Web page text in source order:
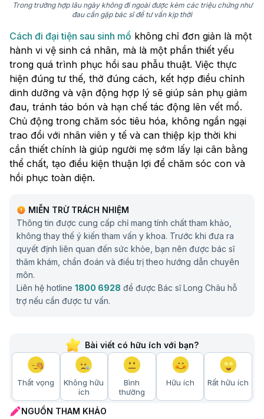
Trong trường hợp lâu ngày không đi ngoài được kèm các triệu chứng như
đau cần gặp bác sĩ để tư vấn kịp thời
Cách đi đại tiện sau sinh mổ không chỉ đơn giản là một
hành vi vệ sinh cá nhân, mà là một phần thiết yếu
trong quá trình phục hồi sau phẫu thuật. Việc thực
hiện đúng tư thế, thở đúng cách, kết hợp điều chỉnh
dinh dưỡng và vận động hợp lý sẽ giúp sản phụ giảm
đau, tránh táo bón và hạn chế tác động lên vết mổ.
Chủ động trong chăm sóc tiêu hóa, không ngần ngại
trao đổi với nhân viên y tế và can thiệp kịp thời khi
cần thiết chính là giúp người mẹ sớm lấy lại cân bằng
thể chất, tạo điều kiện thuận lợi để chăm sóc con và
hồi phục toàn diện.
MIỄN TRỪ TRÁCH NHIỆM
Thông tin được cung cấp chỉ mang tính chất tham khảo,
không thay thế ý kiến tham vấn y khoa. Trước khi đưa ra
quyết định liên quan đến sức khỏe, bạn nên được bác sĩ
thăm khám, chẩn đoán và điều trị theo hướng dẫn chuyên
môn.
Liên hệ hotline 1800 6928 để được Bác sĩ Long Châu hỗ
trợ nếu cần được tư vấn.
Bài viết có hữu ích với bạn?
Thất vọng
Không hữu
ích
Bình
thường
Hữu ích Rất hữu ích
NGUỒN THAM KHẢO